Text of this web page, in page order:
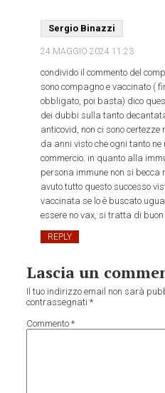
Sergio Binazzi
24 MAGGIO 2024 11:23
condivido il commento del
sono compagno e vaccinato (
obbligato, poi basta) dico
dei dubbi sulla tanto
anticovid, non ci sono
da anni visto che ogni tanto
commercio. in quanto alla
persona immune non si
avuto tutto questo successo
vaccinata se lo è buscato
essere no vax, si tratta di buon
REPLY
Lascia un
Il tuo indirizzo email non sarà
contrassegnati*
Commento*